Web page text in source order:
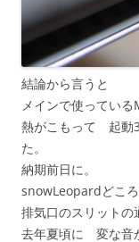
結論から言うと
メインで使ってい
熱がこもって 起動
た。
納期前日に。
snowLeopardどころ
排気口のスリット
去年夏頃に 変な音